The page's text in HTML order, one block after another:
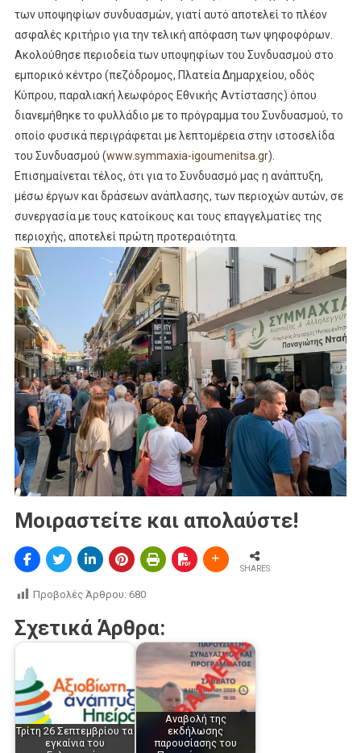
των υποψηφίων συνδυασμών, γιατί αυτό αποτελεί το πλέον
ασφαλές κριτήριο για την τελική απόφαση των ψηφοφόρων.
Ακολούθησε περιοδεία των υποψηφίων του Συνδυασμού στο
εμπορικό κέντρο (πεζόδρομος, Πλατεία Δημαρχείου, οδός
Κύπρου, παραλιακή λεωφόρος Εθνικής Αντίστασης) όπου
διανεμήθηκε το φυλλάδιο με το πρόγραμμα του Συνδυασμού, το
οποίο φυσικά περιγράφεται με λεπτομέρεια στην ιστοσελίδα
του Συνδυασμού (www.symmaxia-igoumenitsa.gr).
Επισημαίνεται τέλος, ότι για το Συνδυασμό μας η ανάπτυξη,
μέσω έργων και δράσεων ανάπλασης, των περιοχών αυτών, σε
συνεργασία με τους κατοίκους και τους επαγγελματίες της
περιοχής, αποτελεί πρώτη προτεραιότητα.
Μοιραστείτε και απολαύστε!
SHARES
Προβολές Άρθρου: 680
Σχετικά Άρθρα:
Τρίτη 26 Σεπτεμβρίου τα
εγκαίνια του
Αναβολή της
εκδήλωσης
παρουσίασης του